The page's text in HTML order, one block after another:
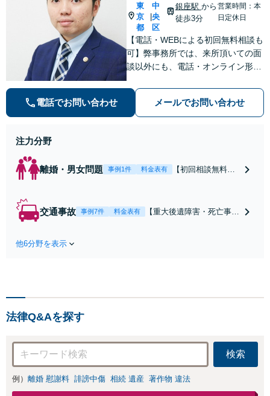
東
京
都
中
央
区
銀座駅 から
徒歩3分
営業時間：本
日定休日
【電話・WEBによる初回無料相談も
可】弊事務所では、来所頂いての面
談以外にも、電話・オンライン形式
弁護士にご相談頂くことで、今のご
不安が和らぐとともに、問題解決の
ために前に進むことができます。
電話でお問い合わせ メールでお問い合わせ
注力分野
離婚・男女問題 事例1件 料金表有
【初回相談無料】
条件で離婚ができ
交通事故 事例7件 料金表有
【重大後遺障害・死亡事案
応・納得できる解決を」
他6分野を表示
法律Q&Aを探す
検索
例） 離婚 慰謝料 誹謗中傷 相続 遺産 著作物 違法